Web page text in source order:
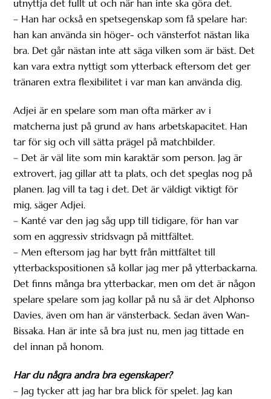
utnyttja det fullt ut och när han inte ska göra det.
– Han har också en spetsegenskap som få spelare har:
han kan använda sin höger- och vänsterfot nästan lika
bra. Det går nästan inte att säga vilken som är bäst. Det
kan vara extra nyttigt som ytterback eftersom det ger
tränaren extra flexibilitet i var man kan använda dig.
Adjei är en spelare som man ofta märker av i
matcherna just på grund av hans arbetskapacitet. Han
tar för sig och vill sätta prägel på matchbilder.
– Det är väl lite som min karaktär som person. Jag är
extrovert, jag gillar att ta plats, och det speglas nog på
planen. Jag vill ta tag i det. Det är väldigt viktigt för
mig, säger Adjei.
– Kanté var den jag såg upp till tidigare, för han var
som en aggressiv stridsvagn på mittfältet.
– Men eftersom jag har bytt från mittfältet till
ytterbackspositionen så kollar jag mer på ytterbackarna.
Det finns många bra ytterbackar, men om det är någon
spelare spelare som jag kollar på nu så är det Alphonso
Davies, även om han är vänsterback. Sedan även Wan-
Bissaka. Han är inte så bra just nu, men jag tittade en
del innan på honom.
Har du några andra bra egenskaper?
– Jag tycker att jag har bra blick för spelet. Jag kan